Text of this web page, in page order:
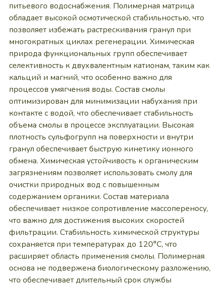
питьевого водоснабжения. Полимерная матрица
обладает высокой осмотической стабильностью, что
позволяет избежать растрескивания гранул при
многократных циклах регенерации. Химическая
природа функциональных групп обеспечивает
селективность к двухвалентным катионам, таким как
кальций и магний, что особенно важно для
процессов умягчения воды. Состав смолы
оптимизирован для минимизации набухания при
контакте с водой, что обеспечивает стабильность
объема смолы в процессе эксплуатации. Высокая
плотность сульфогрупп на поверхности и внутри
гранул обеспечивает быструю кинетику ионного
обмена. Химическая устойчивость к органическим
загрязнениям позволяет использовать смолу для
очистки природных вод с повышенным
содержанием органики. Состав материала
обеспечивает низкое сопротивление массопереносу,
что важно для достижения высоких скоростей
фильтрации. Стабильность химической структуры
сохраняется при температурах до 120°C, что
расширяет область применения смолы. Полимерная
основа не подвержена биологическому разложению,
что обеспечивает длительный срок службы